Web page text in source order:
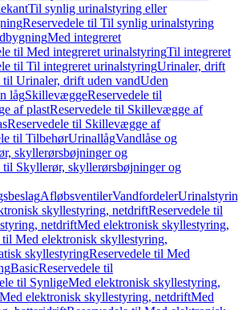
Til synlig urinalstyring eller
Reservedele til Til synlig urinalstyring
Med integreret
til Med integreret urinalstyringTil integreret
til Til integreret urinalstyringUrinaler, drift
til Urinaler, drift uden vandUden
lågSkillevæggeReservedele til
af plastReservedele til Skillevægge af
Reservedele til Skillevægge af
til TilbehørUrinallågVandlåse og
skyllerørsbøjninger og
til Skyllerør, skyllerørsbøjninger og
AfløbsventilerVandfordeler
skyllestyring, netdriftReservedele til
netdriftMed elektronisk skyllestyring,
til Med elektronisk skyllestyring,
skyllestyringReservedele til Med
BasicReservedele til
til SynligeMed elektronisk skyllestyring,
elektronisk skyllestyring, netdriftMed